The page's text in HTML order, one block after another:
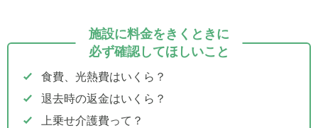
施設に料金をきくときに
必ず確認してほしいこと
食費、光熱費はいくら？
退去時の返金はいくら？
上乗せ介護費って？